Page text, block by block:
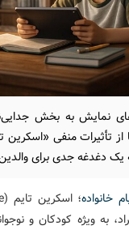
نمایش به بخش
از تأثیرات منفی
یک دغدغه جدی برای
خانواده
به ویژه کودکان و